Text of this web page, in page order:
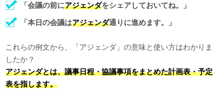
「会議の前にアジェンダをシェアしておいてね。」
「本日の会議はアジェンダ通りに進めます。」
これらの例文から、「アジェンダ」の意味と使い方はわかりま
したか？
アジェンダとは、議事日程・協議事項をまとめた計画表・予定
表を指します。